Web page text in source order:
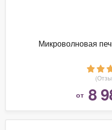
Микроволновая
от 8